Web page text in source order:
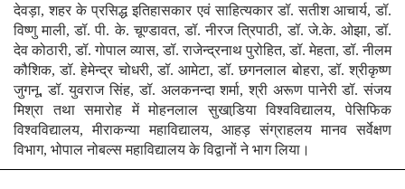
देवड़ा, शहर के प्रसिद्ध इतिहासकार एवं साहित्यकार डॉ. सतीश आचार्य, डॉ.
विष्णु माली, डॉ. पी. के. चूण्डावत, डॉ. नीरज त्रिपाठी, डॉ. जे.के. ओझा, डॉ.
देव कोठारी, डॉ. गोपाल व्यास, डॉ. राजेन्द्रनाथ पुरोहित, डॉ. मेहता, डॉ. नीलम
कौशिक, डॉ. हेमेन्द्र चोधरी, डॉ. आमेटा, डॉ. छगनलाल बोहरा, डॉ. श्रीकृष्ण
जुगनू, डॉ. युवराज सिंह, डॉ. अलकनन्दा शर्मा, श्री अरूण पानेरी डॉ. संजय
मिश्रा तथा समारोह में मोहनलाल सुखाडि़या विश्वविद्यालय, पेसिफिक
विश्वविद्यालय, मीराकन्या महाविद्यालय, आहड़ संग्राहलय मानव सर्वेक्षण
विभाग, भोपाल नोबल्स महाविद्यालय के विद्वानों ने भाग लिया।